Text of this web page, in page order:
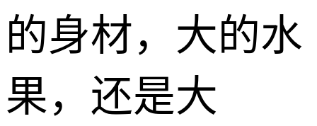
的身材，大的水
果，还是大